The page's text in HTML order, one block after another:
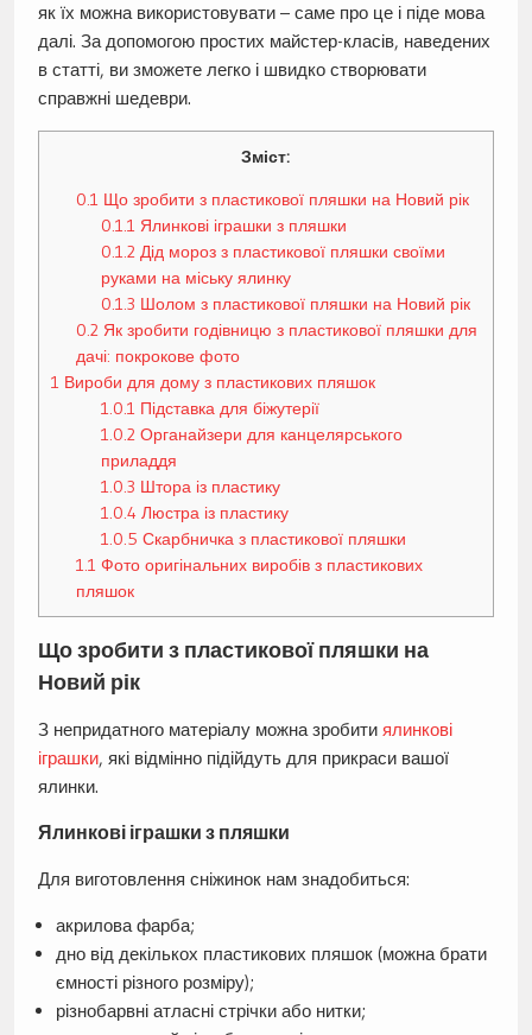
як їх можна використовувати – саме про це і піде мова
далі. За допомогою простих майстер-класів, наведених
в статті, ви зможете легко і швидко створювати
справжні шедеври.
Зміст:
0.1 Що зробити з пластикової пляшки на Новий рік
0.1.1 Ялинкові іграшки з пляшки
0.1.2 Дід мороз з пластикової пляшки своїми
руками на міську ялинку
0.1.3 Шолом з пластикової пляшки на Новий рік
0.2 Як зробити годівницю з пластикової пляшки для
дачі: покрокове фото
1 Вироби для дому з пластикових пляшок
1.0.1 Підставка для біжутерії
1.0.2 Органайзери для канцелярського
приладдя
1.0.3 Штора із пластику
1.0.4 Люстра із пластику
1.0.5 Скарбничка з пластикової пляшки
1.1 Фото оригінальних виробів з пластикових
пляшок
Що зробити з пластикової пляшки на
Новий рік
З непридатного матеріалу можна зробити ялинкові
іграшки, які відмінно підійдуть для прикраси вашої
ялинки.
Ялинкові іграшки з пляшки
Для виготовлення сніжинок нам знадобиться:
акрилова фарба;
дно від декількох пластикових пляшок (можна брати
ємності різного розміру);
різнобарвні атласні стрічки або нитки;